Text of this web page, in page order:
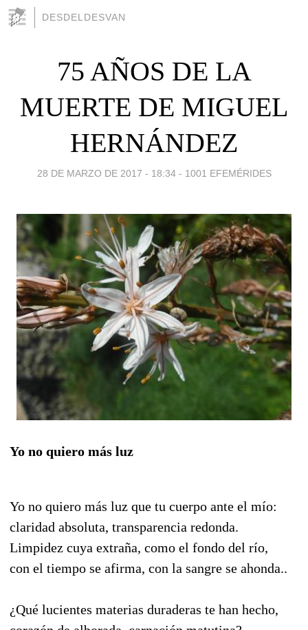
DESDELDESVAN
75 AÑOS DE LA
MUERTE DE MIGUEL
HERNÁNDEZ
28 DE MARZO DE 2017 - 18:34 - 1001 EFEMÉRIDES
Yo no quiero más luz
Yo no quiero más luz que tu cuerpo ante el mío:
claridad absoluta, transparencia redonda.
Limpidez cuya extraña, como el fondo del río,
con el tiempo se afirma, con la sangre se ahonda..
¿Qué lucientes materias duraderas te han hecho,